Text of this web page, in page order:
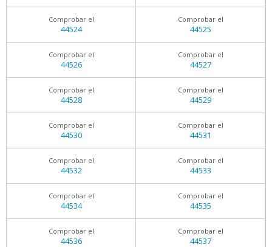
Comprobar el
44524
Comprobar el
44525
Comprobar el
44526
Comprobar el
44527
Comprobar el
44528
Comprobar el
44529
Comprobar el
44530
Comprobar el
44531
Comprobar el
44532
Comprobar el
44533
Comprobar el
44534
Comprobar el
44535
Comprobar el
44536
Comprobar el
44537